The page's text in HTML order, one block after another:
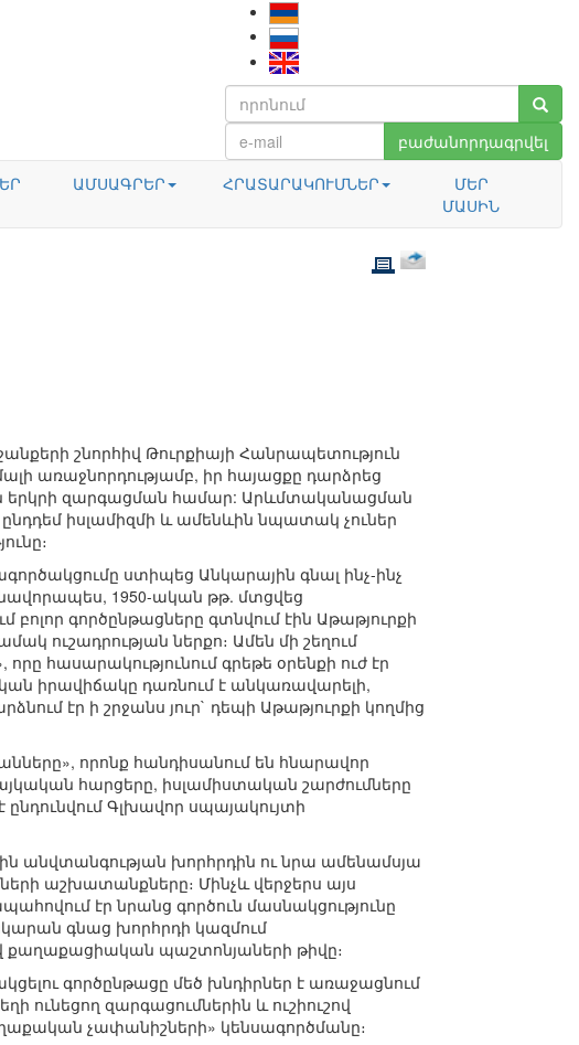
բաժանորդագրվել
ԱՄՍԱԳՐԵՐ ՀՐԱՏԱՐԱԿՈՒՄՆԵՐ
ՄԵՐ
ՄԱՍԻՆ
շնորհիվ Թուրքիայի Հանրապետություն
առաջնորդությամբ, իր հայացքը դարձրեց
երկրի զարգացման համար: Արևմտականացման
իսլամիզմի և ամենևին նպատակ չուներ
ստիպեց Անկարային գնալ ինչ-ինչ
1950-ական թթ. մտցվեց
գործընթացները գտնվում էին Աթաթյուրքի
ուշադրության ներքո։ Ամեն մի շեղում
հասարակությունում գրեթե օրենքի ուժ էր
իրավիճակը դառնում է անկառավարելի,
էր ի շրջանս յուր` դեպի Աթաթյուրքի կողմից
որոնք հանդիսանում են հնարավոր
հարցերը, իսլամիստական շարժումները
Գլխավոր սպայակույտի
անվտանգության խորհրդին ու նրա ամենամսյա
աշխատանքները։ Մինչև վերջերս այս
էր նրանց գործուն մասնակցությունը
գնաց խորհրդի կազմում
քաղաքացիական պաշտոնյաների թիվը։
գործընթացը մեծ խնդիրներ է առաջացնում
ունեցող զարգացումներին և ուշիուշով
չափանիշների» կենսագործմանը։